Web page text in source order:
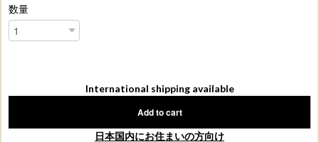
数量
International shipping available
Add to cart
日本国内にお住まいの方向け